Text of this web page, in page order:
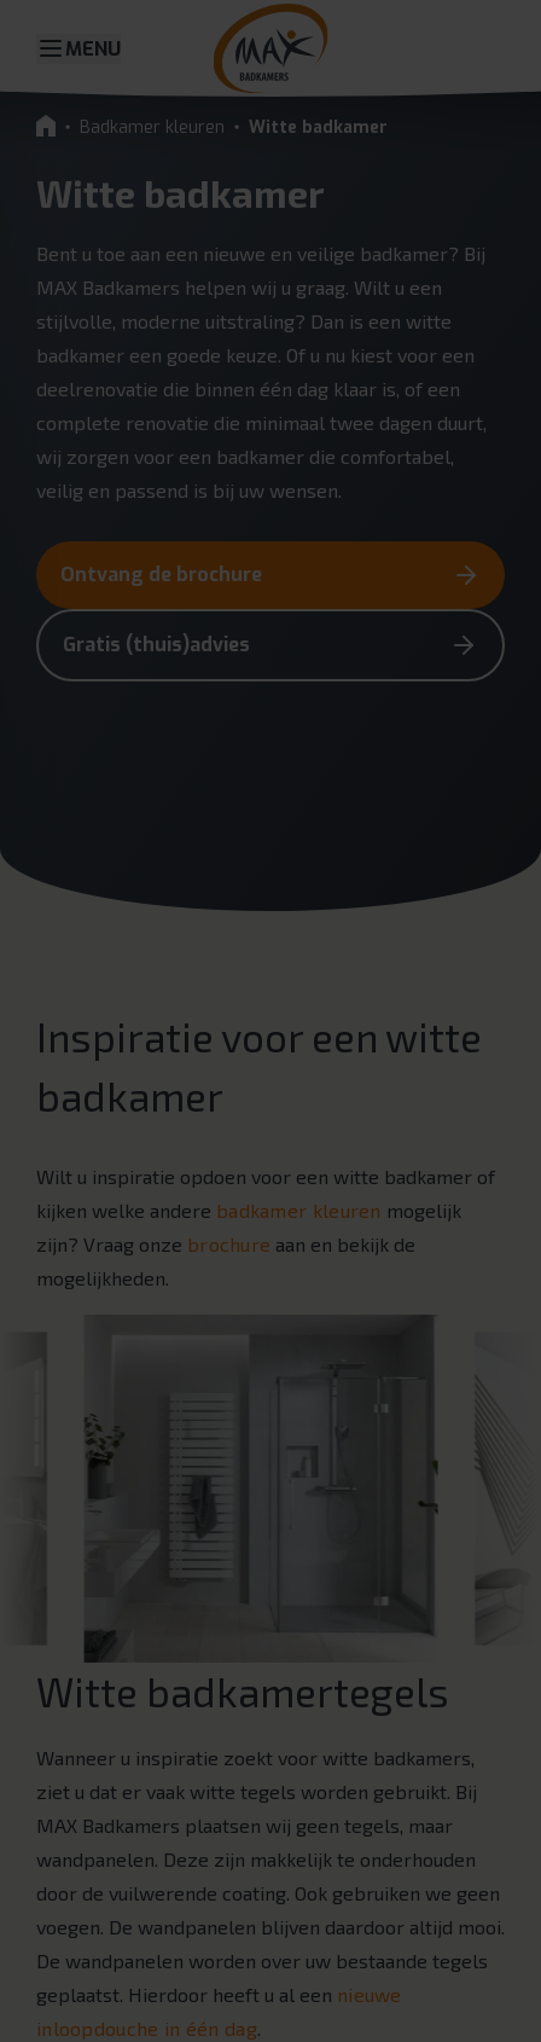
MENU
Badkamer kleuren Witte badkamer
Witte badkamer
Bent u toe aan een nieuwe en veilige badkamer? Bij
MAX Badkamers helpen wij u graag. Wilt u een
stijlvolle, moderne uitstraling? Dan is een witte
badkamer een goede keuze. Of u nu kiest voor een
deelrenovatie die binnen één dag klaar is, of een
complete renovatie die minimaal twee dagen duurt,
wij zorgen voor een badkamer die comfortabel,
veilig en passend is bij uw wensen.
Ontvang de brochure
Gratis (thuis)advies
Inspiratie voor een witte
badkamer
Wilt u inspiratie opdoen voor een witte badkamer of
kijken welke andere badkamer kleuren mogelijk
zijn? Vraag onze brochure aan en bekijk de
mogelijkheden.
Witte badkamertegels
Wanneer u inspiratie zoekt voor witte badkamers,
ziet u dat er vaak witte tegels worden gebruikt. Bij
MAX Badkamers plaatsen wij geen tegels, maar
wandpanelen. Deze zijn makkelijk te onderhouden
door de vuilwerende coating. Ook gebruiken we geen
voegen. De wandpanelen blijven daardoor altijd mooi.
De wandpanelen worden over uw bestaande tegels
geplaatst. Hierdoor heeft u al een nieuwe
inloopdouche in één dag.